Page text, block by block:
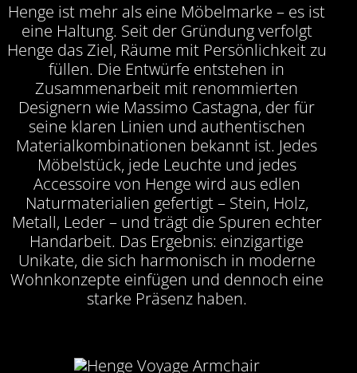
Henge ist mehr als eine Möbelmarke – es ist
eine Haltung. Seit der Gründung verfolgt
Henge das Ziel, Räume mit Persönlichkeit zu
füllen. Die Entwürfe entstehen in
Zusammenarbeit mit renommierten
Designern wie Massimo Castagna, der für
seine klaren Linien und authentischen
Materialkombinationen bekannt ist. Jedes
Möbelstück, jede Leuchte und jedes
Accessoire von Henge wird aus edlen
Naturmaterialien gefertigt – Stein, Holz,
Metall, Leder – und trägt die Spuren echter
Handarbeit. Das Ergebnis: einzigartige
Unikate, die sich harmonisch in moderne
Wohnkonzepte einfügen und dennoch eine
starke Präsenz haben.